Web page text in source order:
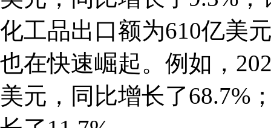
化工品出口额为610亿美
也在快速崛起。例如，
美元，同比增长了68.7%